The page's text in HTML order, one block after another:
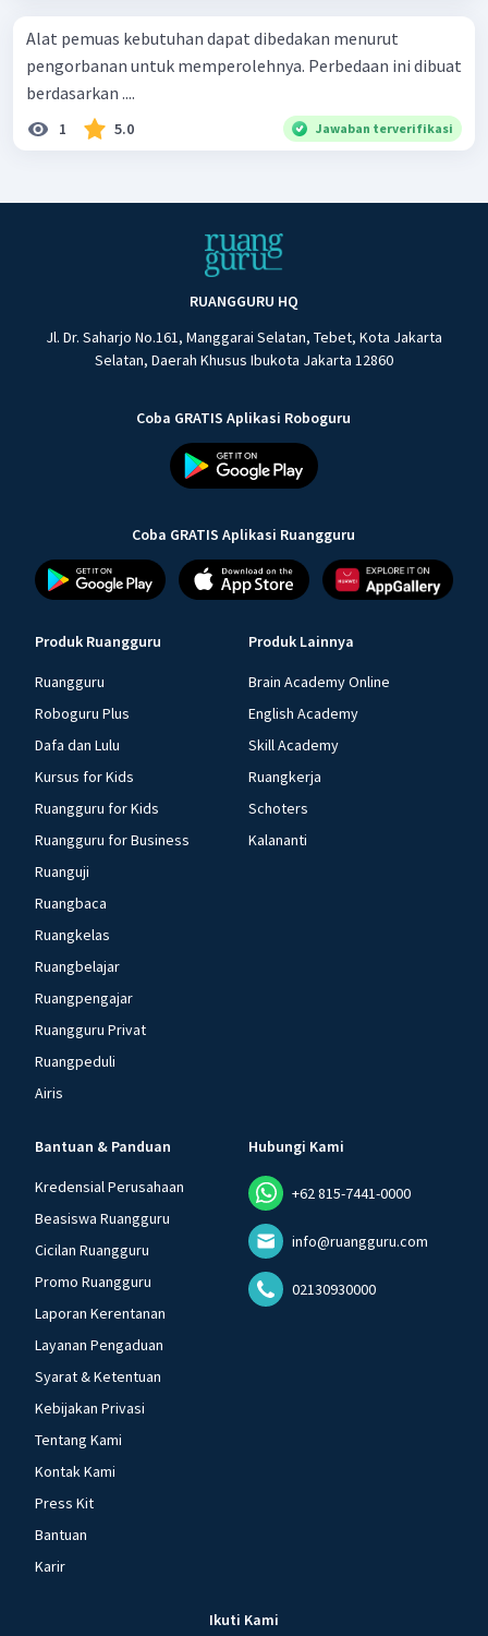
Alat pemuas kebutuhan dapat dibedakan menurut
pengorbanan untuk memperolehnya. Perbedaan ini dibuat
berdasarkan ....
1 5.0 Jawaban terverifikasi
RUANGGURU HQ
Jl. Dr. Saharjo No.161, Manggarai Selatan, Tebet, Kota Jakarta
Selatan, Daerah Khusus Ibukota Jakarta 12860
Coba GRATIS Aplikasi Roboguru
Coba GRATIS Aplikasi Ruangguru
Produk Ruangguru
Ruangguru
Roboguru Plus
Dafa dan Lulu
Kursus for Kids
Ruangguru for Kids
Ruangguru for Business
Ruanguji
Ruangbaca
Ruangkelas
Ruangbelajar
Ruangpengajar
Ruangguru Privat
Ruangpeduli
Airis
Produk Lainnya
Brain Academy Online
English Academy
Skill Academy
Ruangkerja
Schoters
Kalananti
Bantuan & Panduan
Kredensial Perusahaan
Beasiswa Ruangguru
Cicilan Ruangguru
Promo Ruangguru
Laporan Kerentanan
Layanan Pengaduan
Syarat & Ketentuan
Kebijakan Privasi
Tentang Kami
Kontak Kami
Press Kit
Bantuan
Karir
Hubungi Kami
+62 815-7441-0000
info@ruangguru.com
02130930000
Ikuti Kami